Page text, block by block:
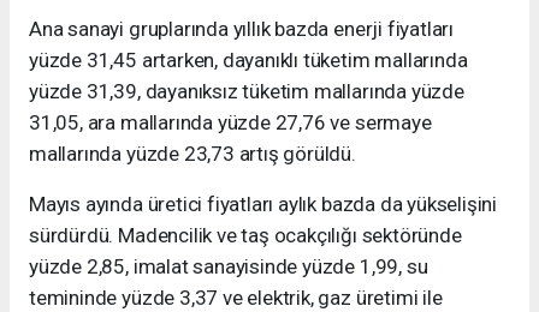
Ana sanayi gruplarında yıllık bazda enerji fiyatları
yüzde 31,45 artarken, dayanıklı tüketim mallarında
yüzde 31,39, dayanıksız tüketim mallarında yüzde
31,05, ara mallarında yüzde 27,76 ve sermaye
mallarında yüzde 23,73 artış görüldü.
Mayıs ayında üretici fiyatları aylık bazda da yükselişini
sürdürdü. Madencilik ve taş ocakçılığı sektöründe
yüzde 2,85, imalat sanayisinde yüzde 1,99, su
temininde yüzde 3,37 ve elektrik, gaz üretimi ile